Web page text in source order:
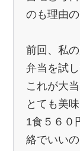
のも理由
前回、私
弁当を試
これが大
とても美
1食５６０
絡でいい